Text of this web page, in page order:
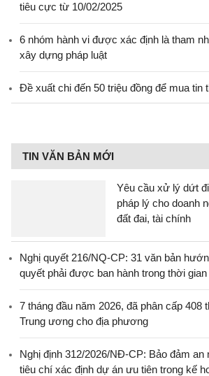
tiêu cực từ 10/02/2025
6 nhóm hành vi được xác định là tham
xây dựng pháp luật
Đề xuất chi đến 50 triệu đồng để mua tin
TIN VĂN BẢN MỚI
Yêu cầu xử lý dứt
pháp lý cho doanh
đất đai, tài chính
Nghị quyết 216/NQ-CP: 31 văn bản
quyết phải được ban hành trong thời
7 tháng đầu năm 2026, đã phân cấp 408
Trung ương cho địa phương
Nghị định 312/2026/NĐ-CP: Bảo đảm an
tiêu chí xác định dự án ưu tiên trong kế